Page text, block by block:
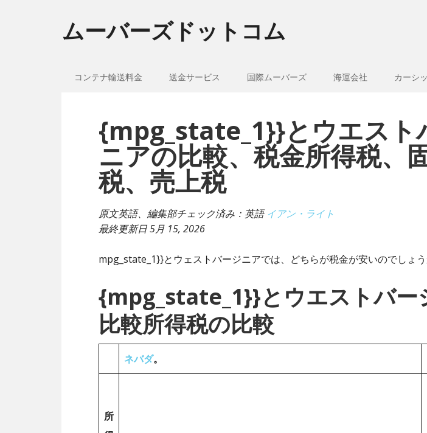
ムーバーズドットコム
コンテナ輸送料金 送金サービス 国際ムーバーズ 海運会社 カーシ
{mpg_state_1}}とウエスト
ニアの比較、税金所得税、
税、売上税
原文英語、編集部チェック済み：英語イアン・ライト
最終更新日5月 15, 2026
mpg_state_1}}とウェストバージニアでは、どちらが税金が安いのでしょう
{mpg_state_1}}とウエストバー
比較所得税の比較
ネバダ。
所